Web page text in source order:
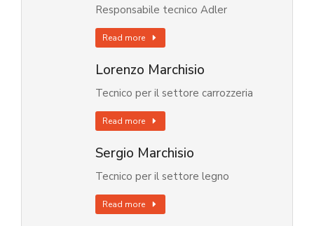
Responsabile tecnico Adler
Read more
Lorenzo Marchisio
Tecnico per il settore carrozzeria
Read more
Sergio Marchisio
Tecnico per il settore legno
Read more